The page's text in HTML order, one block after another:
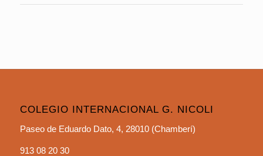
COLEGIO INTERNACIONAL G. NICOLI
Paseo de Eduardo Dato, 4, 28010 (Chamberí)
913 08 20 30